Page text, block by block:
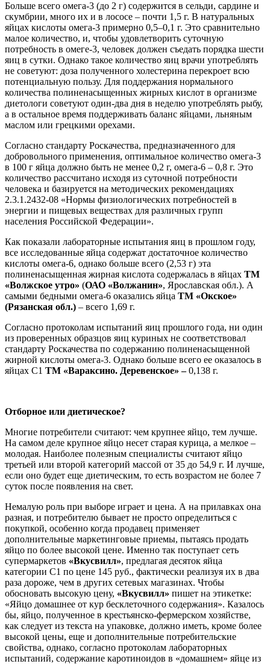
Больше всего омега-3 (до 2 г) содержится в сельди, сардине и
скумбрии, много их и в лососе – почти 1,5 г. В натуральных
яйцах кислоты омега-3 примерно 0,5–0,1 г. Это сравнительно
малое количество, и, чтобы удовлетворить суточную
потребность в омеге-3, человек должен съедать порядка шести
яиц в сутки. Однако такое количество яиц врачи употреблять
не советуют: доза полученного холестерина перекроет всю
потенциальную пользу. Для поддержания нормального
количества полиненасыщенных жирных кислот в организме
диетологи советуют один-два дня в неделю употреблять рыбу,
а в остальное время поддерживать баланс яйцами, льняным
маслом или грецкими орехами.
Согласно стандарту Роскачества, предназначенного для
добровольного применения, оптимальное количество омега-3
в 100 г яйца должно быть не менее 0,2 г, омега-6 – 0,8 г. Это
количество рассчитано исходя из суточной потребности
человека и базируется на методических рекомендациях
2.3.1.2432-08 «Нормы физиологических потребностей в
энергии и пищевых веществах для различных групп
населения Российской Федерации».
Как показали лабораторные испытания яиц в прошлом году,
все исследованные яйца содержат достаточное количество
кислоты омега-6, однако больше всего (2,53 г) эта
полиненасыщенная жирная кислота содержалась в яйцах ТМ
«Волжское утро» (ОАО «Волжанин», Ярославская обл.). А
самыми бедными омега-6 оказались яйца ТМ «Окское»
(Рязанская обл.) – всего 1,69 г.
Согласно протоколам испытаний яиц прошлого года, ни один
из проверенных образцов яиц куриных не соответствовал
стандарту Роскачества по содержанию полиненасыщенной
жирной кислоты омега-3. Однако больше всего ее оказалось в
яйцах С1 ТМ «Вараксино. Деревенское» –0,138 г.
Отборное или диетическое?
Многие потребители считают: чем крупнее яйцо, тем лучше.
На самом деле крупное яйцо несет старая курица, а мелкое –
молодая. Наиболее полезным специалисты считают яйцо
третьей или второй категорий массой от 35 до 54,9 г. И лучше,
если оно будет еще диетическим, то есть возрастом не более 7
суток после появления на свет.
Немалую роль при выборе играет и цена. А на прилавках она
разная, и потребителю бывает не просто определиться с
покупкой, особенно когда продавец применяет
дополнительные маркетинговые приемы, пытаясь продать
яйцо по более высокой цене. Именно так поступает сеть
супермаркетов «Вкусвилл», предлагая десяток яйца
категории С1 по цене 145 руб., фактически реализуя их в два
раза дороже, чем в других сетевых магазинах. Чтобы
обосновать высокую цену, «Вкусвилл» пишет на этикетке:
«Яйцо домашнее от кур бесклеточного содержания». Казалось
бы, яйцо, полученное в крестьянско-фермерском хозяйстве,
как следует из текста на упаковке, должно иметь, кроме более
высокой цены, еще и дополнительные потребительские
свойства, однако, согласно протоколам лабораторных
испытаний, содержание каротиноидов в «домашнем» яйце из